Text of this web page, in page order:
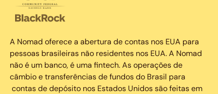
A Nomad oferece a abertura de contas nos EUA para
pessoas brasileiras não residentes nos EUA. A Nomad
não é um banco, é uma fintech. As operações de
câmbio e transferências de fundos do Brasil para
contas de depósito nos Estados Unidos são feitas em